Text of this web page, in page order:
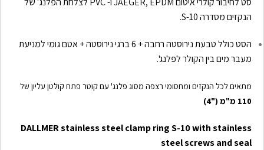
הנקזים מסדרה 10-S.
הסט כולל טבעת נירוסטה רחבה + 6 ברגי נירוסטה + אטם גומי למניעת
מעבר מים בין הקולר לפלנג'.
מתאים לכל הנקזים ומחסומי רצפה מסוג פלנג' עם קוטר פתח קולטן עליון של
110 מ"מ ("4)
DALLMER stainless steel clamp ring S-10 with stainless
steel screws and seal